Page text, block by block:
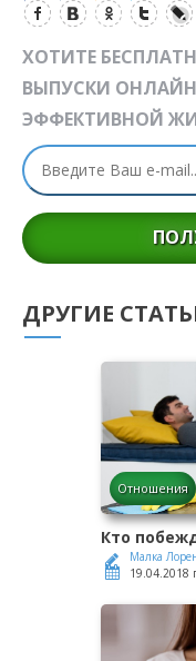
ХОТИТЕ
ВЫПУСКИ
ЭФФЕКТИВНОЙ
ДРУГИЕ
Отношения
Кто
Малка
19.04.2018